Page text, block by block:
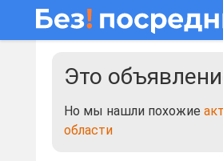
Это
Но мы нашли похожие
области